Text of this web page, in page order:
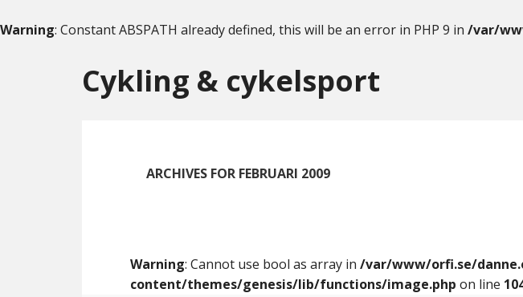
Warning: Constant ABSPATH already defined, this will be an error in PHP 9 in /var/
to
content
to
primary
Cykling & cykelsport
ARCHIVES FOR FEBRUARI 2009
Warning: Cannot use bool as array in /var/www/orfi.se/
content/themes/genesis/lib/functions/image.php on line